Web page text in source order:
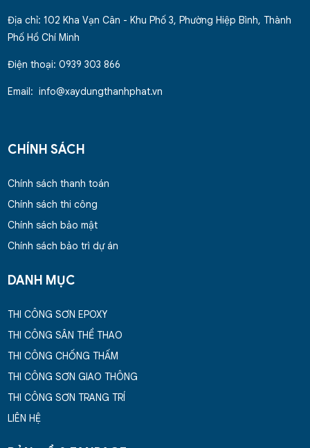
Địa chỉ: 102 Kha Vạn Cân - Khu Phố 3, Phường Hiệp Bình, Thành
Phố Hồ Chí Minh
Điện thoại: 0939 303 866
Email: info@xaydungthanhphat.vn
CHÍNH SÁCH
Chính sách thanh toán
Chính sách thi công
Chính sách bảo mật
Chính sách bảo trì dự án
DANH MỤC
THI CÔNG SƠN EPOXY
THI CÔNG SÂN THỂ THAO
THI CÔNG CHỐNG THẤM
THI CÔNG SƠN GIAO THÔNG
THI CÔNG SƠN TRANG TRÍ
LIÊN HỆ